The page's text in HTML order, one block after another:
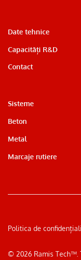
Date tehnice
Capacități R&D
Contact
Sisteme
Beton
Metal
Marcaje rutiere
© 2026Ramis Tech™.
Politica de